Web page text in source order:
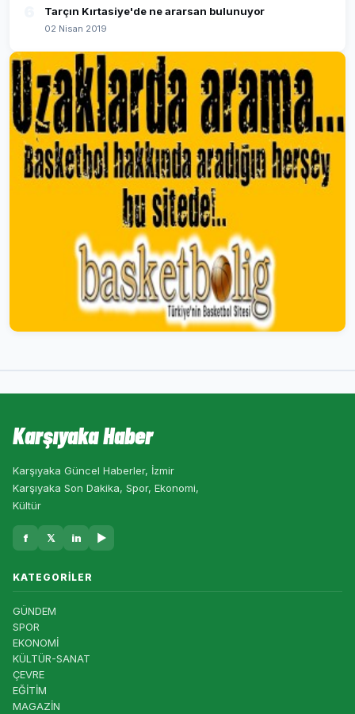
Tarçın Kırtasiye'de ne ararsan bulunuyor
02 Nisan 2019
Karşıyaka Haber
Karşıyaka Güncel Haberler, İzmir
Karşıyaka Son Dakika, Spor, Ekonomi,
Kültür
f 𝕏 in ▶
KATEGORILER
GÜNDEM
SPOR
EKONOMİ
KÜLTÜR-SANAT
ÇEVRE
EĞİTİM
MAGAZİN